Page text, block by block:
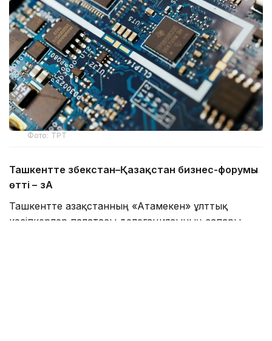
Фото: ТРТ
Ташкентте Өзбекстан–Қазақстан бизнес-форумы
өтті – ӨзА
Ташкентте Қазақстанның «Атамекен» ұлттық
кәсіпкерлер палатасы делегациясының сапары